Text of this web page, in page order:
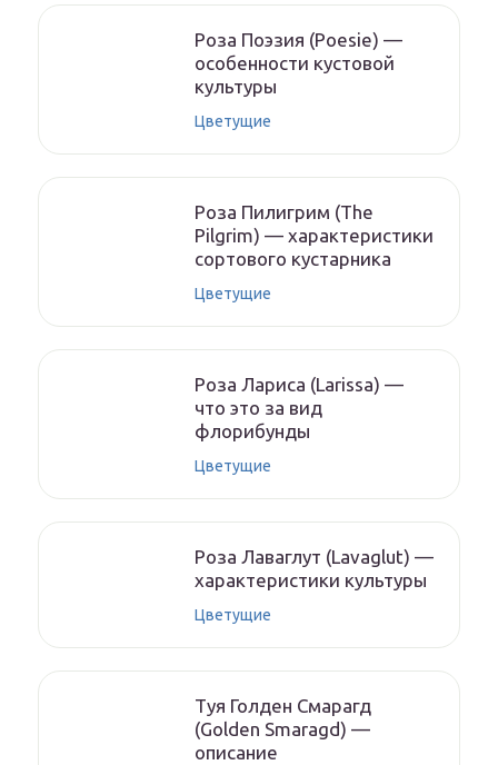
Роза Поэзия (Poesie) —
особенности кустовой
культуры
Цветущие
Роза Пилигрим (The
Pilgrim) — характеристики
сортового кустарника
Цветущие
Роза Лариса (Larissa) —
что это за вид
флорибунды
Цветущие
Роза Лаваглут (Lavaglut) —
характеристики культуры
Цветущие
Туя Голден Смарагд
(Golden Smaragd) —
описание